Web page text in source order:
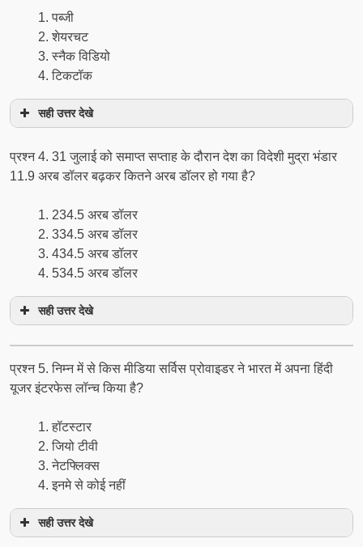
पब्जी
शेयरचट
स्नैक विडियो
टिकटॉक
सही उत्तर देखे
प्रश्न 4. 31 जुलाई को समाप्त सप्ताह के दौरान देश का विदेशी मुद्रा भंडार
11.9 अरब डॉलर बढ़कर कितने अरब डॉलर हो गया है?
234.5 अरब डॉलर
334.5 अरब डॉलर
434.5 अरब डॉलर
534.5 अरब डॉलर
सही उत्तर देखे
प्रश्न 5. निम्न में से किस मीडिया सर्विस प्रोवाइडर ने भारत में अपना हिंदी
यूजर इंटरफेस लॉन्च किया है?
हॉटस्टार
जियो टीवी
नेटफ्लिक्स
इनमे से कोई नहीं
सही उत्तर देखे